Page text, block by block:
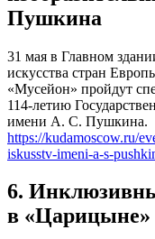
Пушкина
31 мая в Главном
искусства стран
«Мусейон» пройдут
114-летию
имени А. С. Пушкина.
https://kudamoscow.ru/
iskusstv-imeni-a-s-
6.
в «Царицыне»